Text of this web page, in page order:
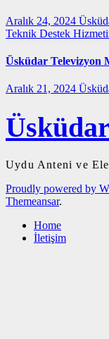
Aralık 24, 2024
Teknik Destek
Üsküdar Televizyon
Aralık 21, 2024
Uydu Anteni ve
Proudly powered by
Themeansar.
Home
İletişim